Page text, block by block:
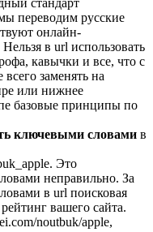
переводим русские
онлайн-
в url использовать
кавычки и все, что с
заменять на
или нижнее
базовые принципы по
ключевыми словами в
Это
неправильно. За
в url поисковая
вашего сайта.
noutbuk/apple,